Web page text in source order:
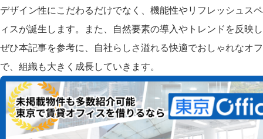
デザイン性にこだわるだけでなく、機能性やリフレッシュス
ィスが誕生します。また、自然要素の導入やトレンドを反映
ぜひ本記事を参考に、自社らしさ溢れる快適でおしゃれなオ
で、組織も大きく成長していきます。